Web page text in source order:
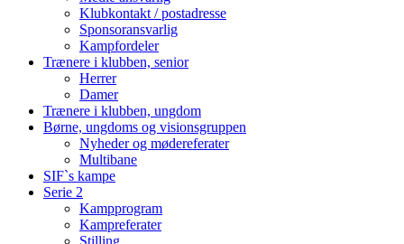
Klubkontakt / postadresse
Sponsoransvarlig
Kampfordeler
Trænere i klubben, senior
Herrer
Damer
Trænere i klubben, ungdom
Børne, ungdoms og visionsgruppen
Nyheder og mødereferater
Multibane
SIF`s kampe
Serie 2
Kampprogram
Kampreferater
Stilling